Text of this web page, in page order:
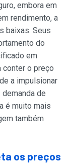
embora em
rendimento, a
baixas. Seus
do
em
conter o preço
a impulsionar
de
é muito mais
também
os preços